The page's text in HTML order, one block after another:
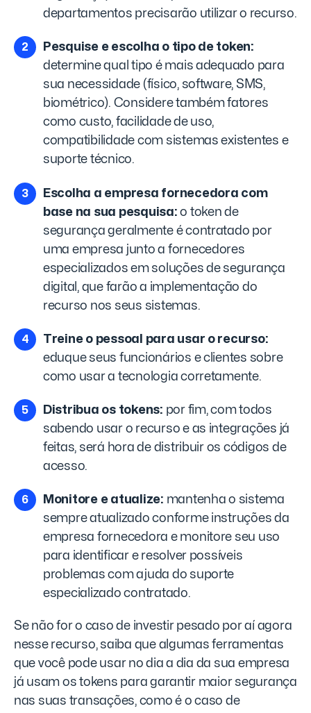
departamentos precisarão utilizar o recurso.
Pesquise e escolha o tipo de token:
determine qual tipo é mais adequado para
sua necessidade (físico, software, SMS,
biométrico). Considere também fatores
como custo, facilidade de uso,
compatibilidade com sistemas existentes e
suporte técnico.
Escolha a empresa fornecedora com
base na sua pesquisa: o token de
segurança geralmente é contratado por
uma empresa junto a fornecedores
especializados em soluções de segurança
digital, que farão a implementação do
recurso nos seus sistemas.
Treine o pessoal para usar o recurso:
eduque seus funcionários e clientes sobre
como usar a tecnologia corretamente.
Distribua os tokens: por fim, com todos
sabendo usar o recurso e as integrações já
feitas, será hora de distribuir os códigos de
acesso.
Monitore e atualize: mantenha o sistema
sempre atualizado conforme instruções da
empresa fornecedora e monitore seu uso
para identificar e resolver possíveis
problemas com ajuda do suporte
especializado contratado.
Se não for o caso de investir pesado por aí agora
nesse recurso, saiba que algumas ferramentas
que você pode usar no dia a dia da sua empresa
já usam os tokens para garantir maior segurança
nas suas transações, como é o caso de